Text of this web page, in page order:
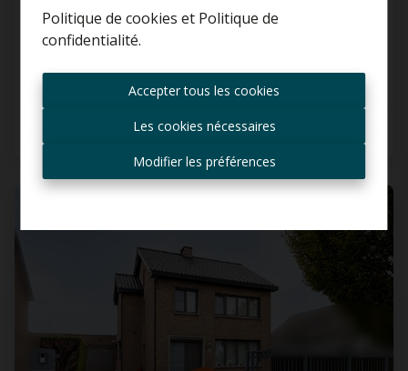
Politique de cookies et Politique de
confidentialité.
Accepter tous les cookies
Les cookies nécessaires
Modifier les préférences
2870 Puurs-Sint-Amands
165 m²
Toujours être le premier
informé des nouvelles
offres ?
mail